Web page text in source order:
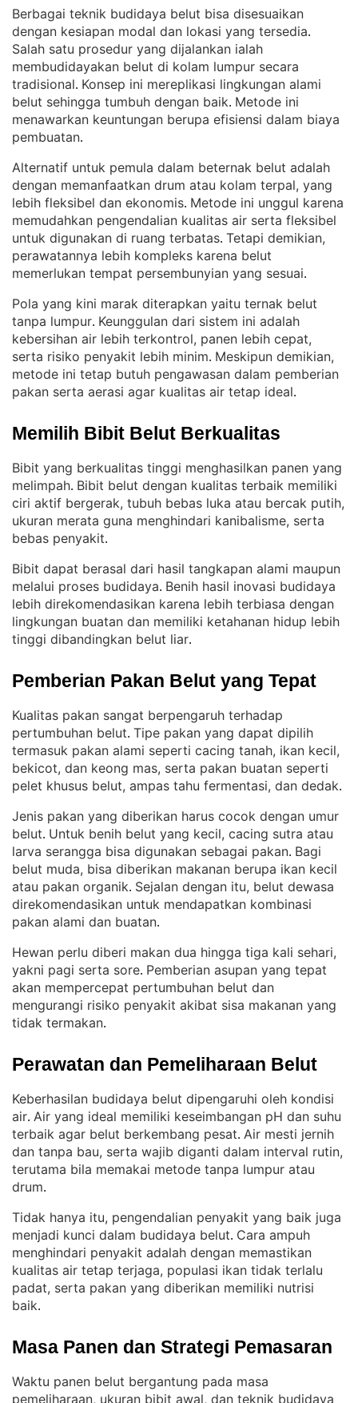
Berbagai teknik budidaya belut bisa disesuaikan
dengan kesiapan modal dan lokasi yang tersedia
Salah satu prosedur yang dijalankan ialah
membudidayakan belut di kolam lumpur secara
tradisional. Konsep ini mereplikasi lingkungan alami
belut sehingga tumbuh dengan baik. Metode ini
menawarkan keuntungan berupa efisiensi dalam biaya
pembuatan.
Alternatif untuk pemula dalam beternak belut adalah
dengan memanfaatkan drum atau kolam terpal, yang
lebih fleksibel dan ekonomis. Metode ini unggul karena
memudahkan pengendalian kualitas air serta fleksibel
untuk digunakan di ruang terbatas. Tetapi demikian,
perawatannya lebih kompleks karena belut
memerlukan tempat persembunyian yang sesuai.
Pola yang kini marak diterapkan yaitu ternak belut
tanpa lumpur. Keunggulan dari sistem ini adalah
kebersihan air lebih terkontrol, panen lebih cepat,
serta risiko penyakit lebih minim. Meskipun demikian,
metode ini tetap butuh pengawasan dalam pemberian
pakan serta aerasi agar kualitas air tetap ideal.
Memilih Bibit Belut Berkualitas
Bibit yang berkualitas tinggi menghasilkan panen yang
melimpah. Bibit belut dengan kualitas terbaik memiliki
ciri aktif bergerak, tubuh bebas luka atau bercak putih,
ukuran merata guna menghindari kanibalisme, serta
bebas penyakit.
Bibit dapat berasal dari hasil tangkapan alami maupun
melalui proses budidaya. Benih hasil inovasi budidaya
lebih direkomendasikan karena lebih terbiasa dengan
lingkungan buatan dan memiliki ketahanan hidup lebih
tinggi dibandingkan belut liar.
Pemberian Pakan Belut yang Tepat
Kualitas pakan sangat berpengaruh terhadap
pertumbuhan belut. Tipe pakan yang dapat dipilih
termasuk pakan alami seperti cacing tanah, ikan kecil,
bekicot, dan keong mas, serta pakan buatan seperti
pelet khusus belut, ampas tahu fermentasi, dan dedak.
Jenis pakan yang diberikan harus cocok dengan umur
belut. Untuk benih belut yang kecil, cacing sutra atau
larva serangga bisa digunakan sebagai pakan. Bagi
belut muda, bisa diberikan makanan berupa ikan kecil
atau pakan organik. Sejalan dengan itu, belut dewasa
direkomendasikan untuk mendapatkan kombinasi
pakan alami dan buatan.
Hewan perlu diberi makan dua hingga tiga kali sehari,
yakni pagi serta sore. Pemberian asupan yang tepat
akan mempercepat pertumbuhan belut dan
mengurangi risiko penyakit akibat sisa makanan yang
tidak termakan.
Perawatan dan Pemeliharaan Belut
Keberhasilan budidaya belut dipengaruhi oleh kondisi
air. Air yang ideal memiliki keseimbangan pH dan suhu
terbaik agar belut berkembang pesat. Air mesti jernih
dan tanpa bau, serta wajib diganti dalam interval rutin,
terutama bila memakai metode tanpa lumpur atau
drum.
Tidak hanya itu, pengendalian penyakit yang baik juga
menjadi kunci dalam budidaya belut. Cara ampuh
menghindari penyakit adalah dengan memastikan
kualitas air tetap terjaga, populasi ikan tidak terlalu
padat, serta pakan yang diberikan memiliki nutrisi
baik.
Masa Panen dan Strategi Pemasaran
Waktu panen belut bergantung pada masa
pemeliharaan, ukuran bibit awal, dan teknik budidaya